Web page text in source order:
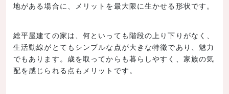
地がある場合に、メリットを最大限に生かせる形状です。
総平屋建ての家は、何といっても階段の上り下りがなく、
生活動線がとてもシンプルな点が大きな特徴であり、魅力
でもあります。歳を取ってからも暮らしやすく、家族の気
配を感じられる点もメリットです。